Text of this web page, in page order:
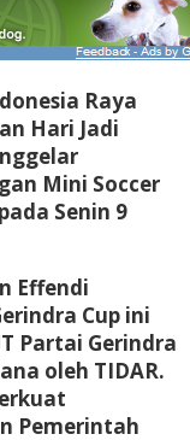
Raya
Hari Jadi
Mini Soccer
Senin 9
Effendi
Cup ini
Partai Gerindra
oleh TIDAR.
Pemerintah